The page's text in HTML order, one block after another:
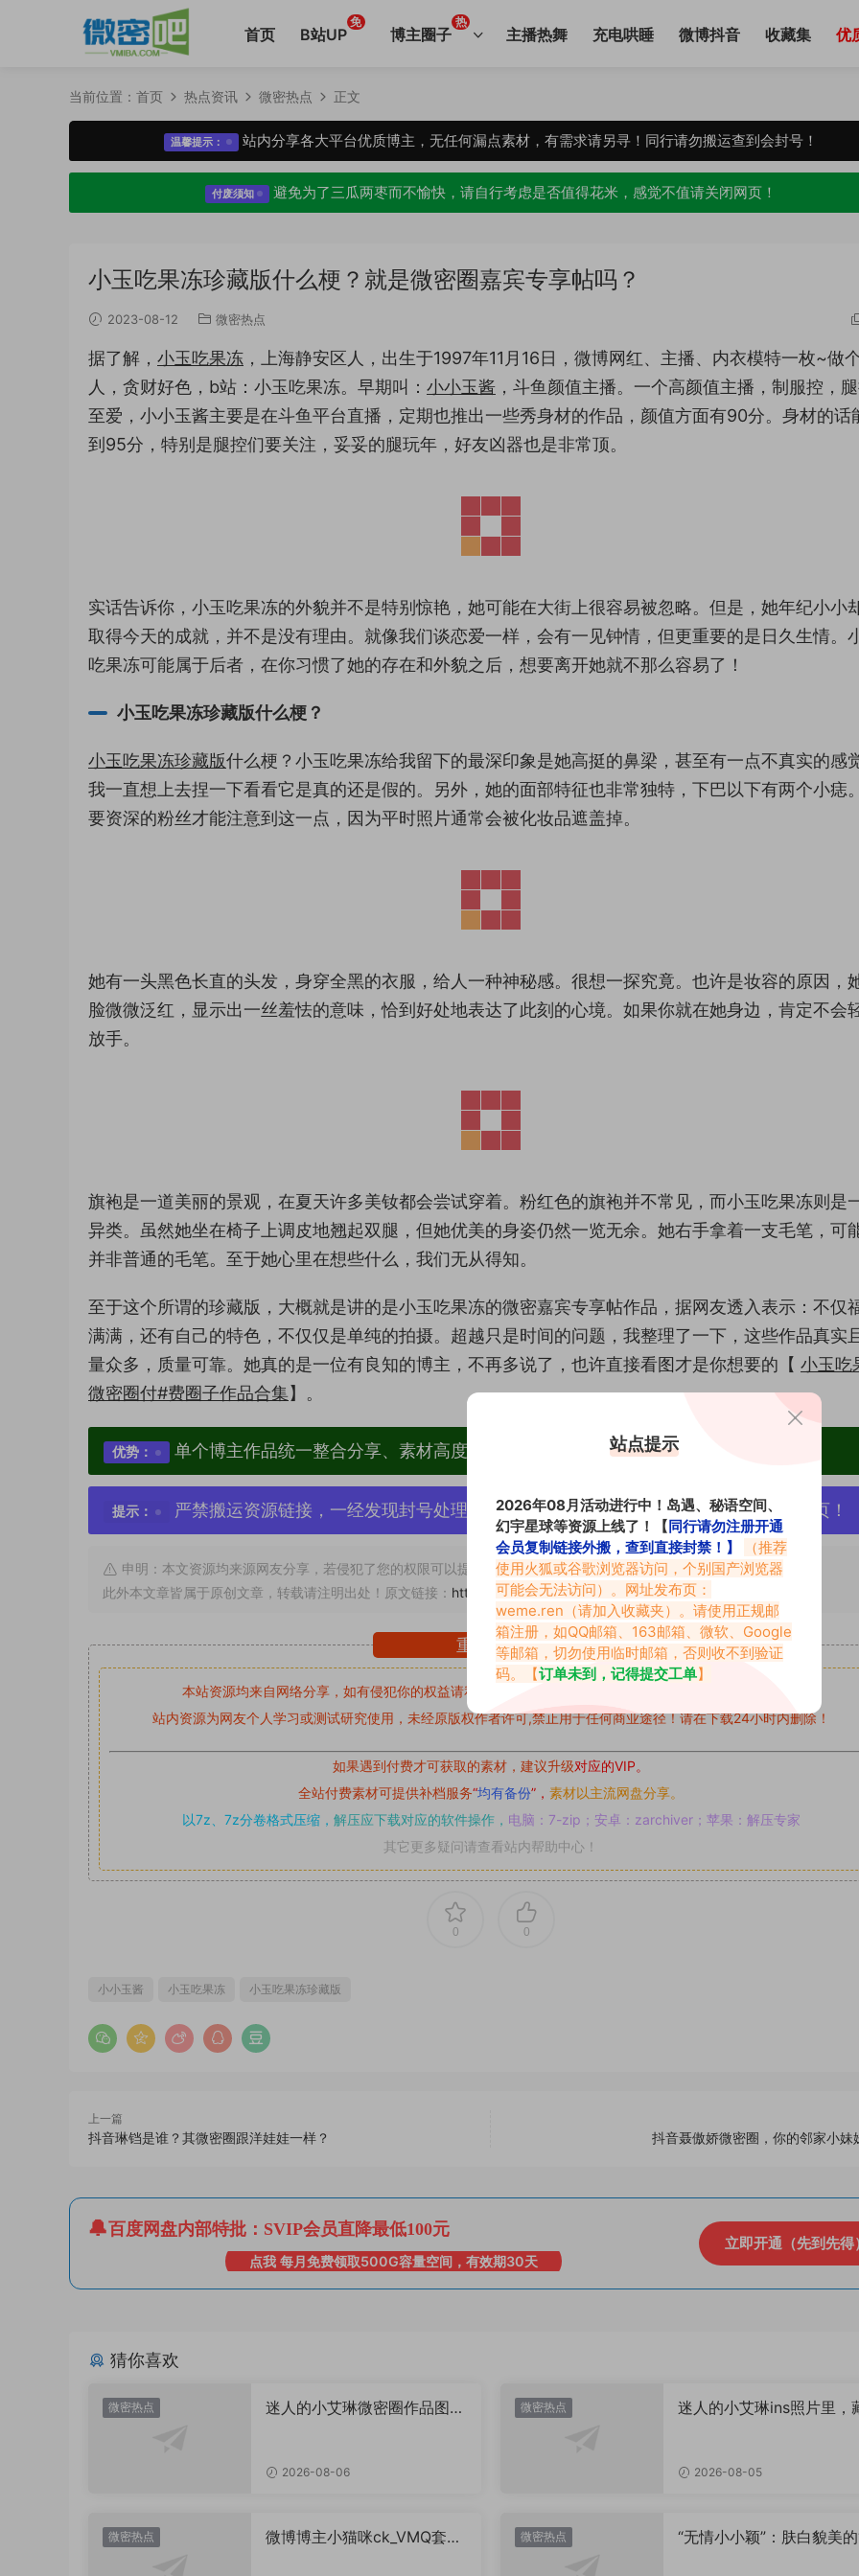
首页 B站UP
免
博主圈子
热
主播热舞 充电哄睡 微博抖音 收藏集 优
当前位置： 首页 热点资讯 微密热点 正文
温馨提示： 站内分享各大平台优质博主，无任何漏点素材，有需求请另寻！同行请勿搬运查到会封号！
付废须知 避免为了三瓜两枣而不愉快，请自行考虑是否值得花米，感觉不值请关闭网页！
小玉吃果冻珍藏版什么梗？就是微密圈嘉宾专享帖吗？
2023-08-12 微密热点
据了解， 小玉吃果冻 ，上海静安区人，出生于1997年11月16日，微博网红、主播、内衣模特一枚~做
人，贪财好色，b站：小玉吃果冻。早期叫： 小小玉酱 ，斗鱼颜值主播。一个高颜值主播，制服控，
至爱，小小玉酱主要是在斗鱼平台直播，定期也推出一些秀身材的作品，颜值方面有90分。身材的话
到95分，特别是腿控们要关注，妥妥的腿玩年，好友凶器也是非常顶。
实话告诉你，小玉吃果冻的外貌并不是特别惊艳，她可能在大街上很容易被忽略。但是，她年纪小小
取得今天的成就，并不是没有理由。就像我们谈恋爱一样，会有一见钟情，但更重要的是日久生情。
吃果冻可能属于后者，在你习惯了她的存在和外貌之后，想要离开她就不那么容易了！
小玉吃果冻珍藏版什么梗？
小玉吃果冻珍藏版什么梗？小玉吃果冻给我留下的最深印象是她高挺的鼻梁，甚至有一点不真实的感觉
我一直想上去捏一下看看它是真的还是假的。另外，她的面部特征也非常独特，下巴以下有两个小痣
要资深的粉丝才能注意到这一点，因为平时照片通常会被化妆品遮盖掉。
她有一头黑色长直的头发，身穿全黑的衣服，给人一种神秘感。很想一探究竟。也许是妆容的原因，
脸微微泛红，显示出一丝羞怯的意味，恰到好处地表达了此刻的心境。如果你就在她身边，肯定不会
放手。
旗袍是一道美丽的景观，在夏天许多美钕都会尝试穿着。粉红色的旗袍并不常见，而小玉吃果冻则是
异类。虽然她坐在椅子上调皮地翘起双腿，但她优美的身姿仍然一览无余。她右手拿着一支毛笔，可
并非普通的毛笔。至于她心里在想些什么，我们无从得知。
至于这个所谓的珍藏版，大概就是讲的是小玉吃果冻的微密嘉宾专享帖作品，据网友透入表示：不仅
满满，还有自己的特色，不仅仅是单纯的拍摄。超越只是时间的问题，我整理了一下，这些作品真实
量众多，质量可靠。她真的是一位有良知的博主，不再多说了，也许直接看图才是你想要的【 小玉吃
微密圈付#费圈子作品合集】。
优势： 单个博主作品统一整合分享、素材高度去重复、逐一归档方便收藏！
提示： 严禁搬运资源链接，一经发现封号处理，素材资源无露点、需求请绕道，关闭本站网页！
申明：本文资源均来源网友分享，若侵犯了您的权限可以提交工单处理。
此外本文章皆属于原创文章，转载请注明出处！原文链接： https://www.abcjyw.com/2867.html
重要声明
本站资源均来自网络分享，如有侵犯你的权益请私信留言
站内资源为网友个人学习或测试研究使用，未经原版权作者许可,禁止用于任何商业途径！请在下载24小时内删除！
如果遇到付费才可获取的素材，建议升级对应的VIP。
全站付费素材可提供补档服务“均有备份”， 素材以主流网盘分享。
以7z、7z分卷格式压缩， 解压应下载对应的软件操作， 电脑：7-zip；安卓：zarchiver；苹果：解压专家
其它更多疑问请查看站内帮助中心！
0 0
小小玉酱 小玉吃果冻 小玉吃果冻珍藏版
上一篇
抖音琳铛是谁？其微密圈跟洋娃娃一样？ 抖音聂傲娇微密圈，你的邻家小妹
百度网盘内部特批：SVIP会员直降最低100元
点我 每月免费领取500G容量空间，有效期30天
立即开通（先到先得）
猜你喜欢
微密热点
迷人的小艾琳微密圈作品图
2026-08-06
微密热点
迷人的小艾琳ins照片里，
2026-08-05
微密热点
微博博主小猫咪ck_VMQ套
微密热点
“无情小小颖”：肤白貌美的
站点提示
2026年08月活动进行中！岛遇、秘语空间、
幻宇星球等资源上线了！【同行请勿注册开通
会员复制链接外搬，查到直接封禁！】
（推荐
使用火狐或谷歌浏览器访问，个别国产浏览器
可能会无法访问）。网址发布页：
weme.ren （请加入收藏夹）。请使用正规邮
箱注册，如QQ邮箱、163邮箱、微软、Google
等邮箱，切勿使用临时邮箱，否则收不到验证
码。【订单未到，记得提交工单】